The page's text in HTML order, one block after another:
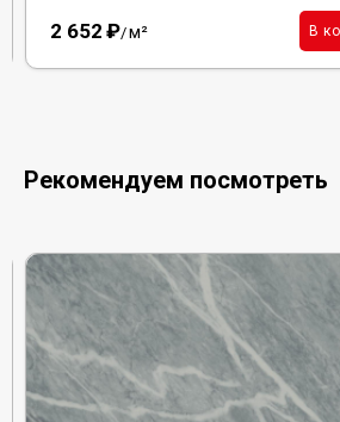
2 652 ₽/м² В
Рекомендуем посмотреть